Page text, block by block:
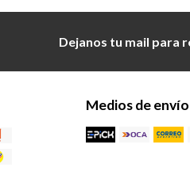
Dejanos tu mail para
Medios de envío